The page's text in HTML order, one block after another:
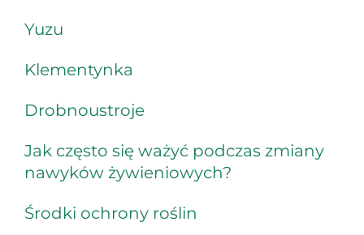
Yuzu
Klementynka
Drobnoustroje
Jak często się ważyć podczas zmiany
nawyków żywieniowych?
Środki ochrony roślin